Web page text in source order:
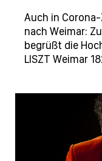
Auch in
nach Weimar:
begrüßt die
LISZT Weimar